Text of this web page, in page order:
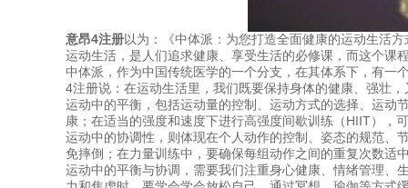
意昂4注册以为：《中体派：为您打造全面健康的运动生活方
运动生活，是人们追求健康、享受生活的必修课，而这个课
中体派，作为中国传统医学的一个分支，在其体系下，有一
4注册说：在运动生活里，我们既要保持身体的健康、强壮
运动中的平衡，包括运动量的控制、运动方式的选择、运动
康；在适当的强度和速度下进行高强度间歇训练（HIIT），
运动中的协调性，则体现在个人动作的控制、姿态的规范、
免摔倒；在力量训练中，要确保每组动作之间的重复次数适
运动中的平衡与协调，需要我们注重身心健康、情绪管理、